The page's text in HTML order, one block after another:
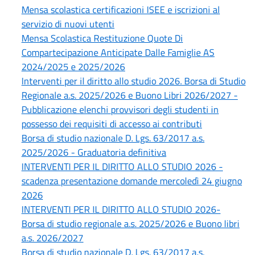
Mensa scolastica certificazioni ISEE e iscrizioni al
servizio di nuovi utenti
Mensa Scolastica Restituzione Quote Di
Compartecipazione Anticipate Dalle Famiglie AS
2024/2025 e 2025/2026
Interventi per il diritto allo studio 2026. Borsa di Studio
Regionale a.s. 2025/2026 e Buono Libri 2026/2027 -
Pubblicazione elenchi provvisori degli studenti in
possesso dei requisiti di accesso ai contributi
Borsa di studio nazionale D. Lgs. 63/2017 a.s.
2025/2026 - Graduatoria definitiva
INTERVENTI PER IL DIRITTO ALLO STUDIO 2026 -
scadenza presentazione domande mercoledì 24 giugno
2026
INTERVENTI PER IL DIRITTO ALLO STUDIO 2026-
Borsa di studio regionale a.s. 2025/2026 e Buono libri
a.s. 2026/2027